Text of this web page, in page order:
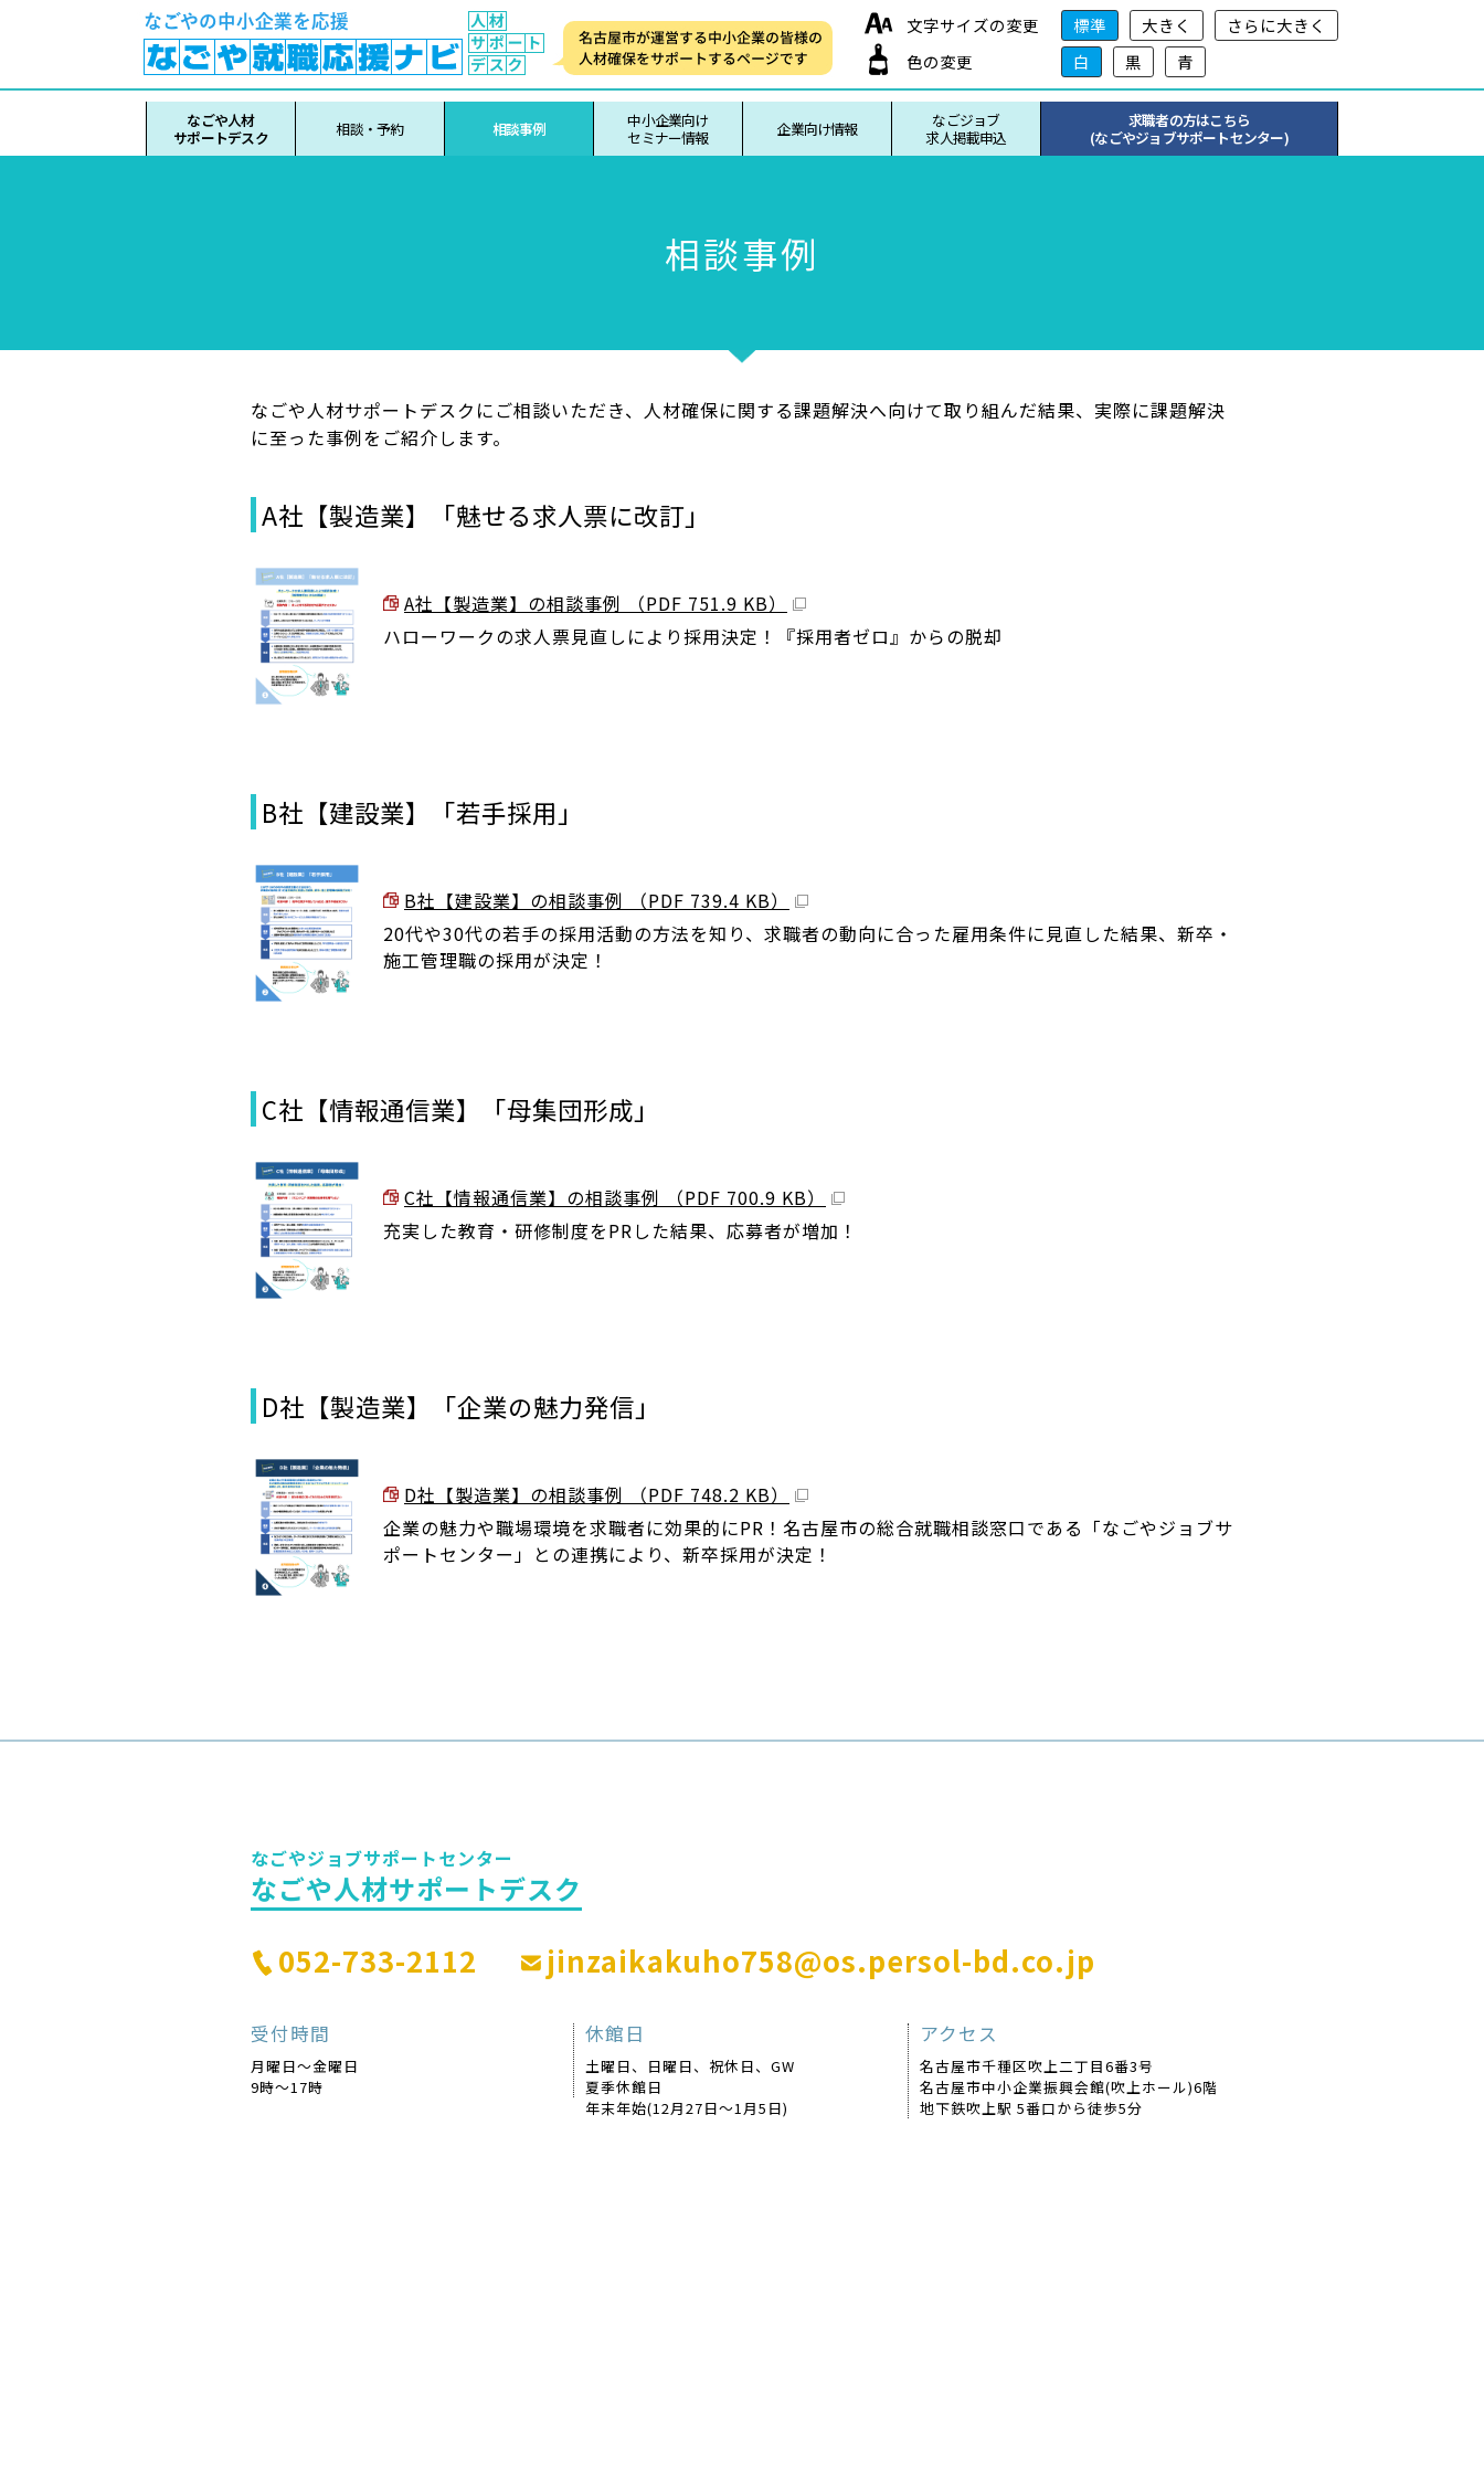
文字サイズの変更 標準 大きく
さらに大きく
色の変更
白 黒 青
なごや人材
サポートデスク
相談・予約 相談事例
中小企業向け
セミナー情報
企業向け情報
なごジョブ
求人掲載申込
求職者の方はこちら
(なごやジョブサポートセンター)
相談事例
なごや人材サポートデスクにご相談いただき、人材確保に関する課題解決へ向けて取り組んだ結果、実際に課題解決
に至った事例をご紹介します。
A社【製造業】「魅せる求人票に改訂」
A社【製造業】の相談事例 （PDF 751.9 KB）
ハローワークの求人票見直しにより採用決定！『採用者ゼロ』からの脱却
B社【建設業】「若手採用」
B社【建設業】の相談事例 （PDF 739.4 KB）
20代や30代の若手の採用活動の方法を知り、求職者の動向に合った雇用条件に見直した結果、新卒・
施工管理職の採用が決定！
C社【情報通信業】「母集団形成」
C社【情報通信業】の相談事例 （PDF 700.9 KB）
充実した教育・研修制度をPRした結果、応募者が増加！
D社【製造業】「企業の魅力発信」
D社【製造業】の相談事例 （PDF 748.2 KB）
企業の魅力や職場環境を求職者に効果的にPR！名古屋市の総合就職相談窓口である「なごやジョブサ
ポートセンター」との連携により、新卒採用が決定！
なごやジョブサポートセンター
なごや人材サポートデスク
052-733-2112 jinzaikakuho758@os.persol-bd.co.jp
受付時間
月曜日～金曜日
9時～17時
休館日
土曜日、日曜日、祝休日、GW
夏季休館日
年末年始(12月27日～1月5日)
アクセス
名古屋市千種区吹上二丁目6番3号
名古屋市中小企業振興会館(吹上ホール)6階
地下鉄吹上駅 5番口から徒歩5分